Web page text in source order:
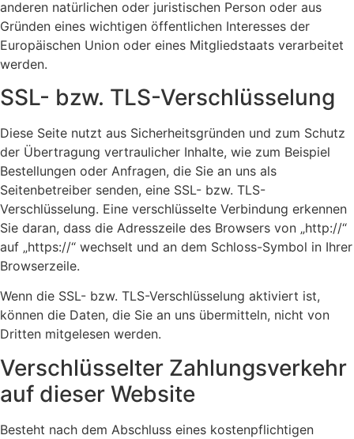
anderen natürlichen oder juristischen Person oder aus
Gründen eines wichtigen öffentlichen Interesses der
Europäischen Union oder eines Mitgliedstaats verarbeitet
werden.
SSL- bzw. TLS-Verschlüsselung
Diese Seite nutzt aus Sicherheitsgründen und zum Schutz
der Übertragung vertraulicher Inhalte, wie zum Beispiel
Bestellungen oder Anfragen, die Sie an uns als
Seitenbetreiber senden, eine SSL- bzw. TLS-
Verschlüsselung. Eine verschlüsselte Verbindung erkennen
Sie daran, dass die Adresszeile des Browsers von „http://“
auf „https://“ wechselt und an dem Schloss-Symbol in Ihrer
Browserzeile.
Wenn die SSL- bzw. TLS-Verschlüsselung aktiviert ist,
können die Daten, die Sie an uns übermitteln, nicht von
Dritten mitgelesen werden.
Verschlüsselter Zahlungsverkehr
auf dieser Website
Besteht nach dem Abschluss eines kostenpflichtigen